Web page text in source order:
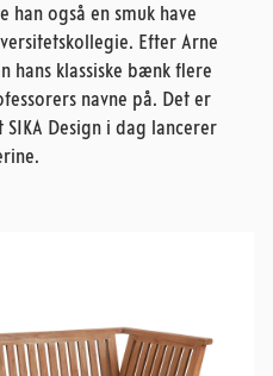
også en smuk have
Efter Arne
hans klassiske bænk flere
navne på. Det er
Design i dag lancerer